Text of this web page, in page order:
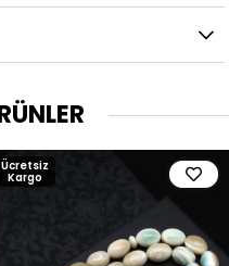
Ücretsiz
Kargo